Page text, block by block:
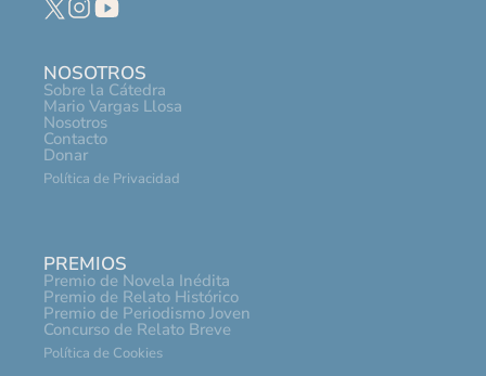
NOSOTROS
Sobre la Cátedra
Mario Vargas Llosa
Nosotros
Contacto
Donar
Política de Privacidad
PREMIOS
Premio de Novela Inédita
Premio de Relato Histórico
Premio de Periodismo Joven
Concurso de Relato Breve
Política de Cookies